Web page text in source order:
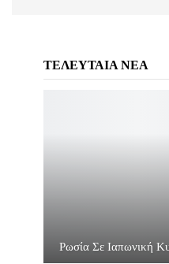
ΤΕΛΕΥΤΑΙΑ ΝΕΑ
Ρωσία Σε Ιαπωνική